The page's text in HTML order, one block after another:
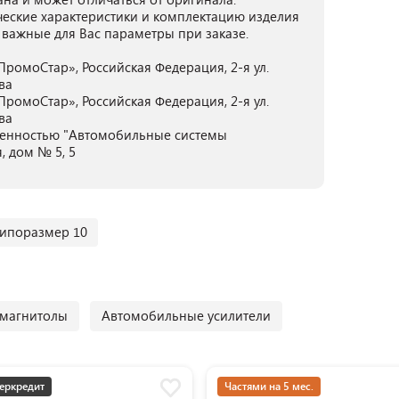
характеристики и комплектацию изделия
для Вас параметры при заказе.
Российская Федерация, 2-я ул.
Российская Федерация, 2-я ул.
"Автомобильные системы
дом № 5, 5
10
Автомобильные усилители
Частями на 5 мес.